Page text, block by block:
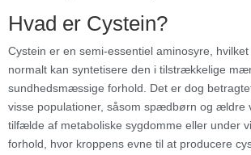
Hvad er Cystein?
Cystein er en semi-essentiel aminosyre,
normalt kan syntetisere den i tilstrækkelige
sundhedsmæssige forhold. Det er dog
visse populationer, såsom spædbørn og ældre
tilfælde af metaboliske sygdomme eller under
forhold, hvor kroppens evne til at producere